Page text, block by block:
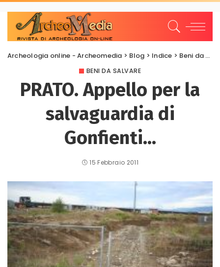
Archeologia online - Archeomedia > Blog > Indice > Beni da salvare
BENI DA SALVARE
PRATO. Appello per la
salvaguardia di
Gonfienti…
15 Febbraio 2011